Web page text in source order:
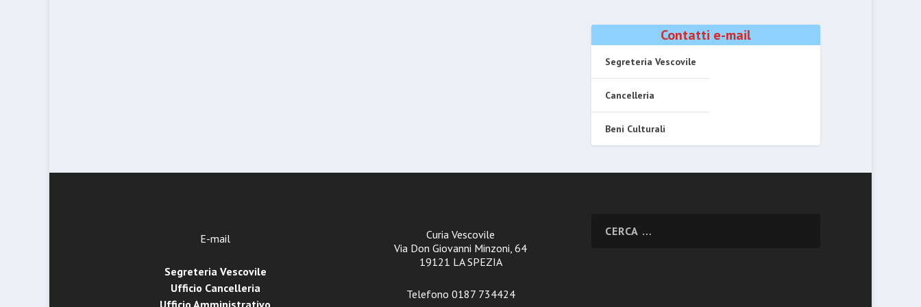
Contatti e-mail
Segreteria Vescovile
Cancelleria
Beni Culturali
E-mail
Segreteria Vescovile
Ufficio Cancelleria
Ufficio Amministrativo
Curia Vescovile
Via Don Giovanni Minzoni, 64
19121 LA SPEZIA
Telefono 0187 734424